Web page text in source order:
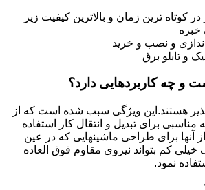
در کوتاه ترین زمان و بالاترین کیفیت زیر
خبره
و نصب و خرید
و تابلو برق
و چه کاربردهایی دارد؟
هستند.این ویژگی سبب شده است که از
مناسبی برای تبدیل و انتقال کار استفاده
آنها برای طراحی ماشینهایی که در عین
کم بتواند نیروی مقاوم فوق العاده
نمود.